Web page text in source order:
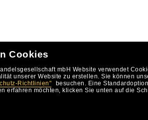
Cookies
mbH Website verwendet
unserer Website zu erstellen. Sie können
Richtlinien"
besuchen. Eine
erfahren möchten, klicken Sie unten auf die